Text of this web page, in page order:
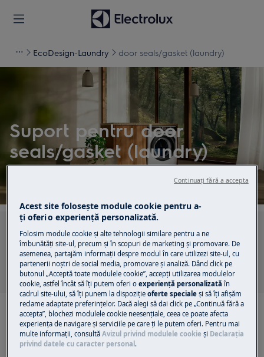
EcoDesign-Laundry door seals/gasket (laundry)
Suport pentru door
seals/gasket (laundry)
Caută printre articolele noastre de suport
Acest site folosește module cookie pentru a-
ţi oferi o experienţă personalizată.
Folosim module cookie și alte tehnologii similare pentru a ne
îmbunătăţi site-ul, precum și în scopuri de marketing și promovare. De
asemenea, partajăm informaţii despre modul în care utilizezi site-ul, cu
partenerii noștri de social media, promovare și analiză. Dând click pe
butonul „Acceptă toate modulele cookie”, accepţi utilizarea modulelor
cookie, astfel încât să îţi putem oferi oexperienţă personalizată în
cadrul site-ului, să îţi punem la dispoziţieoferte speciale și să îţi afișăm
reclame adaptate preferinţelor. Dacă alegi să dai click pe „Continuă fără a
accepta”, blochezi modulele cookie neesenţiale, ceea ce poate afecta
experienţa de navigare și serviciile pe care ţi le putem oferi. Pentru mai
multe informaţii, consultăAvizul privind modulele cookie și Declaraţia
privind datele cu caracter personal.
Continuați fără a accepta